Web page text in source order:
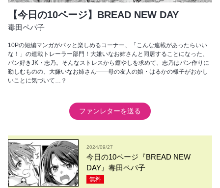
【今日の10ページ】BREAD NEW DAY
毒田ペパ子
10Pの短編マンガがパッと楽しめるコーナー、「こんな連載があったらいい
な！」の連載トレーラー部門！大嫌いなお姉さんと同居することになった、
パン好きJK・志乃。そんなストレスから癒やしを求めて、志乃はパン作りに
勤しむものの、大嫌いなお姉さん――母の友人の娘・はるかの様子がおかし
いことに気づいて…？
ファンレターを送る
2024/09/27
今日の10ページ『BREAD NEW
DAY』毒田ペパ子
無料